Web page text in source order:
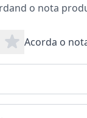
o nota
Acorda o